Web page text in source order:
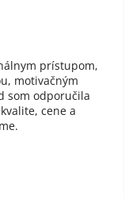
prístupom,
motivačným
som odporučila
cene a